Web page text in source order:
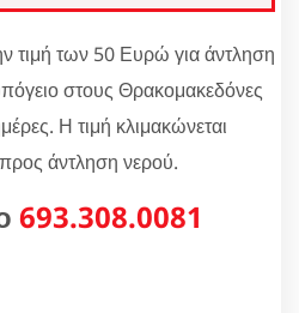
τιμή των 50 Ευρώ για άντληση
στους Θρακομακεδόνες
Η τιμή κλιμακώνεται
άντληση νερού.
693.308.0081